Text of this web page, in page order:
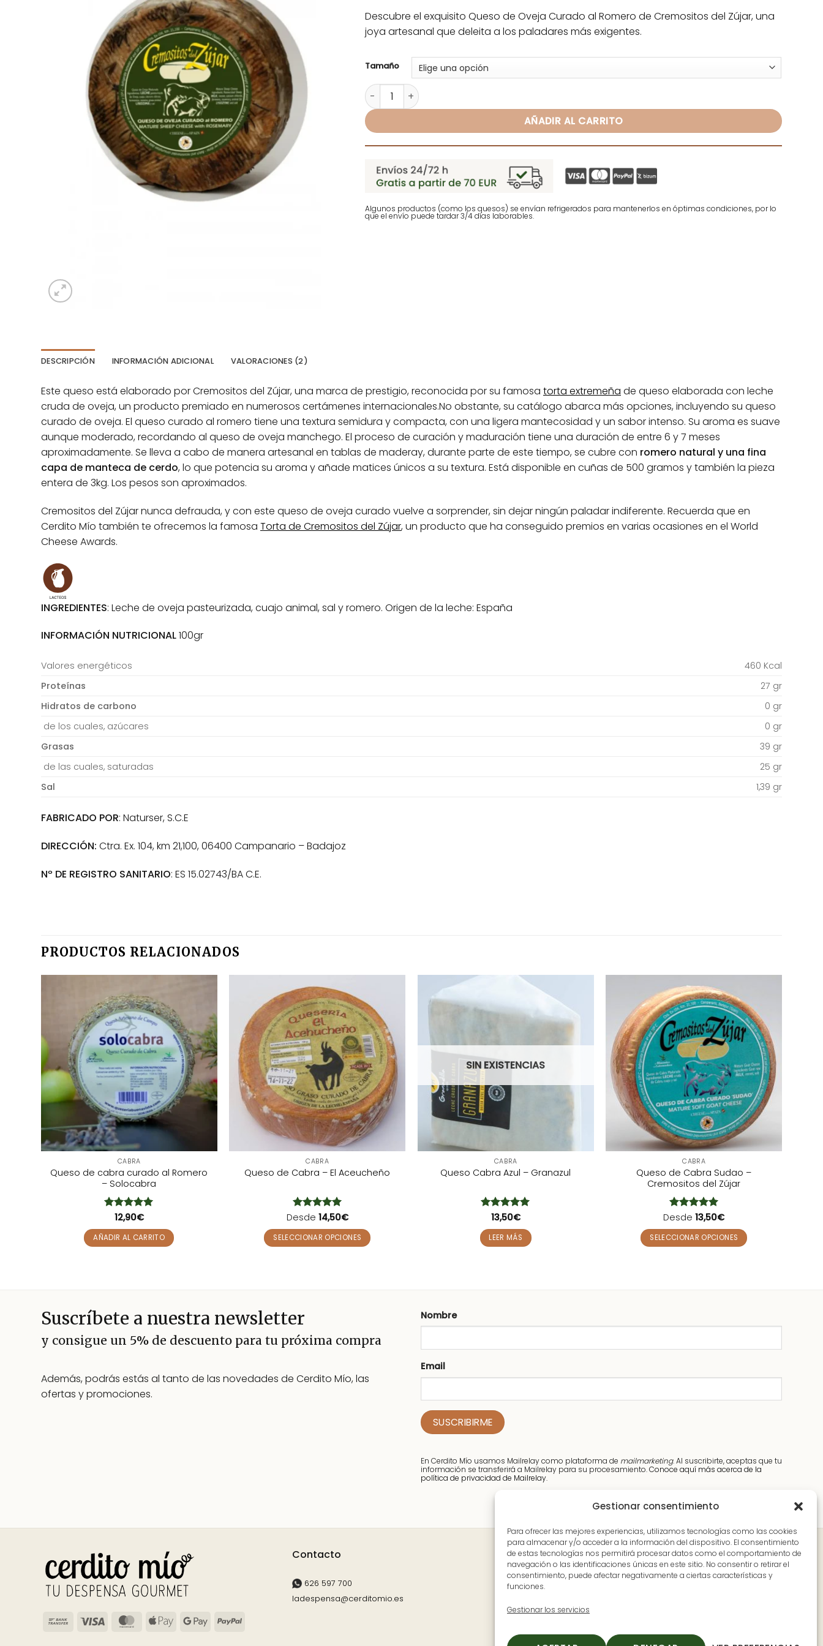
Gestionar consentimiento
Para ofrecer las mejores experiencias, utilizamos tecnologías como las cookies
para almacenar y/o acceder a la información del dispositivo. El consentimiento
de estas tecnologías nos permitirá procesar datos como el comportamiento de
navegación o las identificaciones únicas en este sitio. No consentir o retirar el
consentimiento, puede afectar negativamente a ciertas características y
funciones.
Gestionar los servicios
Descubre el exquisito Queso de Oveja Curado al Romero de Cremositos del Zújar, una
joya artesanal que deleita a los paladares más exigentes.
Tamaño
Queso de Oveja Curado al Romero - Cremositos del Zújar cantidad
AÑADIR AL CARRITO
Alternative:
Algunos productos (como los quesos) se envían refrigerados para mantenerlos en óptimas condiciones, por lo
que el envío puede tardar 3/4 días laborables.
DESCRIPCIÓN INFORMACIÓN ADICIONAL VALORACIONES (2)
Este queso está elaborado por Cremositos del Zújar, una marca de prestigio, reconocida por su famosa torta extremeña de queso elaborada con leche
cruda de oveja, un producto premiado en numerosos certámenes internacionales.No obstante, su catálogo abarca más opciones, incluyendo su queso
curado de oveja. El queso curado al romero tiene una textura semidura y compacta, con una ligera mantecosidad y un sabor intenso. Su aroma es suave
aunque moderado, recordando al queso de oveja manchego. El proceso de curación y maduración tiene una duración de entre 6 y 7 meses
aproximadamente. Se lleva a cabo de manera artesanal en tablas de maderay, durante parte de este tiempo, se cubre con romero natural y una fina
capa de manteca de cerdo, lo que potencia su aroma y añade matices únicos a su textura. Está disponible en cuñas de 500 gramos y también la pieza
entera de 3kg. Los pesos son aproximados.
Cremositos del Zújar nunca defrauda, y con este queso de oveja curado vuelve a sorprender, sin dejar ningún paladar indiferente. Recuerda que en
Cerdito Mío también te ofrecemos la famosa Torta de Cremositos del Zújar, un producto que ha conseguido premios en varias ocasiones en el World
Cheese Awards.
INGREDIENTES: Leche de oveja pasteurizada, cuajo animal, sal y romero. Origen de la leche: España
INFORMACIÓN NUTRICIONAL100gr
Valores energéticos
460 Kcal
Proteínas
27 gr
Hidratos de carbono
0 gr
de los cuales, azúcares
0 gr
Grasas
39 gr
de las cuales, saturadas
25 gr
Sal
1,39 gr
FABRICADO POR: Naturser, S.C.E
DIRECCIÓN: Ctra. Ex. 104, km 21,100, 06400 Campanario – Badajoz
Nº DE REGISTRO SANITARIO: ES 15.02743/BA C.E.
PRODUCTOS RELACIONADOS
CABRA
Queso de cabra curado al Romero
– Solocabra
Valorado
12,90€
AÑADIR AL CARRITO
CABRA
Queso de Cabra – El Aceucheño
Valorado
Desde 14,50€
SELECCIONAR OPCIONES
opciones
elegir
SIN EXISTENCIAS
CABRA
Queso Cabra Azul – Granazul
Valorado
13,50€
LEER MÁS
CABRA
Queso de Cabra Sudao –
Cremositos del Zújar
Valorado
Desde13,50€
SELECCIONAR OPCIONES
Las
se
elegir
Suscríbete a nuestra newsletter
y consigue un 5% de descuento para tu próxima compra
Además, podrás estás al tanto de las novedades de Cerdito Mío, las
ofertas y promociones.
Nombre
Email
En Cerdito Mío usamos Mailrelay como plataforma de mailmarketing. Al suscribirte, aceptas que tu
información se transferirá a Mailrelay para su procesamiento.Conoce aquí más acerca de la
política de privacidad de Mailrelay.
Bank
Visa MasterCard
Apple GooglePayPal
Contacto
626 597 700
ladespensa@cerditomio.es
Dónde estamos
Avenida Pureza Canelo, 59, en Moraleja, Cáceres
L-V: 9:30 a 14:00 y de 17:00 a 20:00